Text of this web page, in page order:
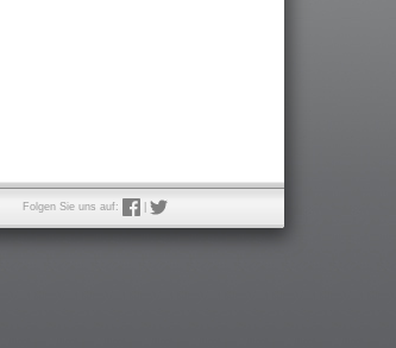
Folgen Sie uns auf: